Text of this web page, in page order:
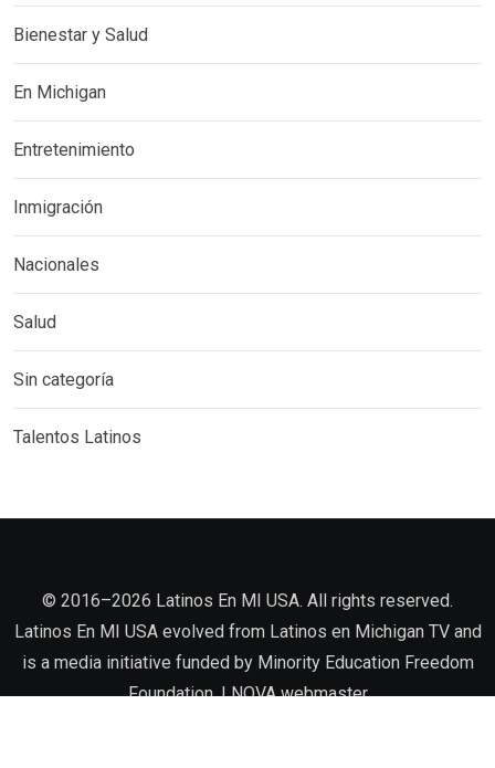
Bienestar y Salud
En Michigan
Entretenimiento
Inmigración
Nacionales
Salud
Sin categoría
Talentos Latinos
©️ 2016–2026 Latinos En MI USA. All rights reserved.
Latinos En MI USA evolved from Latinos en Michigan TV and
is a media initiative funded by Minority Education Freedom
Foundation. |NOVAwebmaster